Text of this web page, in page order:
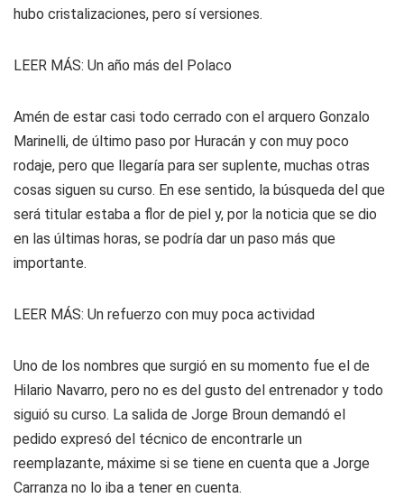
hubo cristalizaciones, pero sí versiones.
LEER MÁS: Un año más del Polaco
Amén de estar casi todo cerrado con el arquero Gonzalo
Marinelli, de último paso por Huracán y con muy poco
rodaje, pero que llegaría para ser suplente, muchas otras
cosas siguen su curso. En ese sentido, la búsqueda del que
será titular estaba a flor de piel y, por la noticia que se dio
en las últimas horas, se podría dar un paso más que
importante.
LEER MÁS: Un refuerzo con muy poca actividad
Uno de los nombres que surgió en su momento fue el de
Hilario Navarro, pero no es del gusto del entrenador y todo
siguió su curso. La salida de Jorge Broun demandó el
pedido expresó del técnico de encontrarle un
reemplazante, máxime si se tiene en cuenta que a Jorge
Carranza no lo iba a tener en cuenta.